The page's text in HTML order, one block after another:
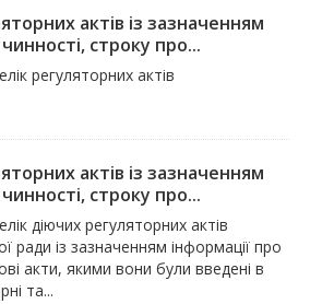
актів із зазначенням
строку про...
регуляторних актів
актів із зазначенням
строку про...
діючих регуляторних актів
ради із зазначенням інформації про
акти, якими вони були введені в
та...